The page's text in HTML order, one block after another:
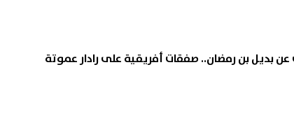
عن بديل بن رمضان.. صفقات أفريقية على رادار عموتة